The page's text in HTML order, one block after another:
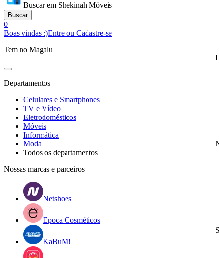
Buscar em Shekinah Móveis
Buscar
0
Boas vindas :)Entre ou Cadastre-se
Tem no Magalu
Departamentos
Celulares e Smartphones
TV e Vídeo
Eletrodomésticos
Móveis
Informática
Moda
Todos os departamentos
Nossas marcas e parceiros
Netshoes
Epoca Cosméticos
KaBuM!